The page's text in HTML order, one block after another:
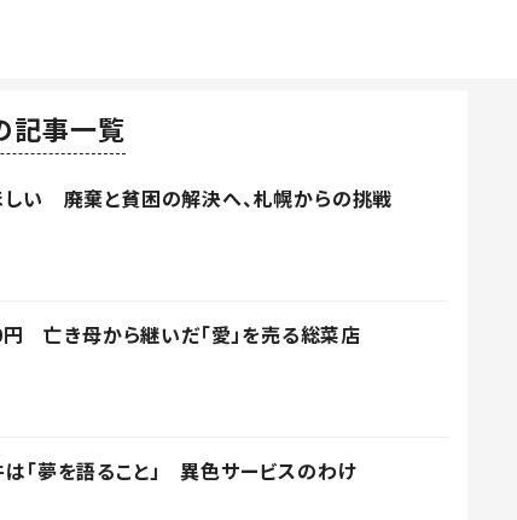
記事一覧
しい 廃棄と貧困の解決へ、札幌からの挑戦
亡き母から継いだ「愛」を売る総菜店
「夢を語ること」 異色サービスのわけ